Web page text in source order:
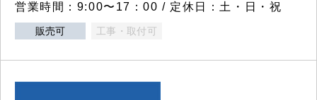
営業時間：9:00〜17：00 / 定休日：土・日・祝
販売可 工事・取付可